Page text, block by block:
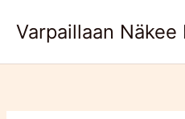
Varpaillaan Näkee